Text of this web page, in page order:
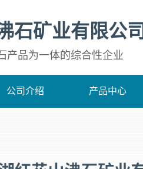
石矿业有限公司
产品为一体的综合性企业
公司介绍 产品中心